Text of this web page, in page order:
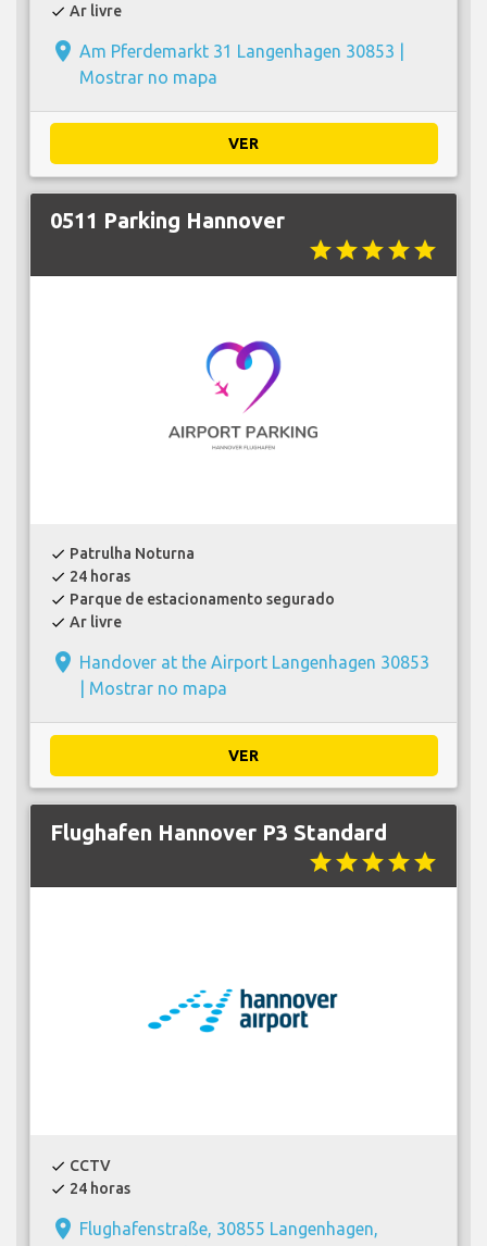
check Ar livre
place Am Pferdemarkt 31 Langenhagen 30853 |
Mostrar no mapa
VER
0511 Parking Hannover
starstarstarstarstar
check Patrulha Noturna
check 24 horas
check Parque de estacionamento segurado
check Ar livre
place Handover at the Airport Langenhagen 30853
Mostrar no mapa
VER
Flughafen Hannover P3 Standard
starstarstarstarstar
check CCTV
check 24 horas
place Flughafenstraße, 30855 Langenhagen,